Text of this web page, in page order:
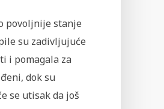
povoljnije stanje
su zadivljujuće
i pomagala za
dok su
se utisak da još